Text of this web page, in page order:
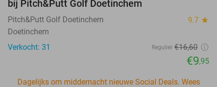
bij Pitch&Putt Golf Doetinchem
Pitch&Putt Golf Doetinchem 9.7 star
Doetinchem
Verkocht: 31
Regulier €16,60
€9,95
Dagelijks om middernacht nieuwe Social Deals. Wees